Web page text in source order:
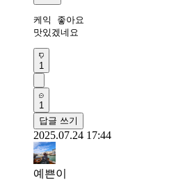
케익 좋아요
맛있겠네요
1
1
답글 쓰기
2025.07.24 17:44
예쁜이